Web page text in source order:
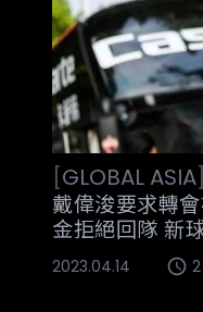
[GLOBAL ASIA]
戴偉浚要求轉
金拒絕回隊 新
2023.04.14